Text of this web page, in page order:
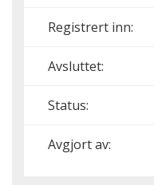
Registrert inn:
Avsluttet:
Status:
Avgjort av: